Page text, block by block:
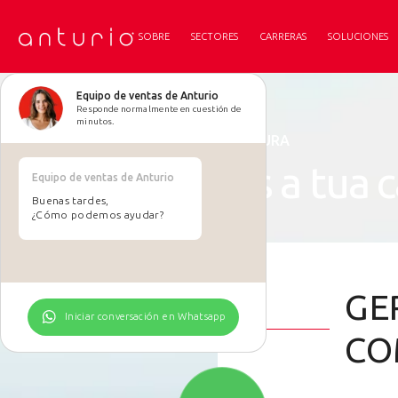
SOBRE SECTORES CARRERAS SOLUCIONES
Equipo de ventas de Anturio
Responde normalmente en cuestión de
minutos.
Equipo de ventas de Anturio
Buenas tardes,
¿Cómo podemos ayudar?
Iniciar conversación en Whatsapp
CANDIDATURA
Envia-nos a tua